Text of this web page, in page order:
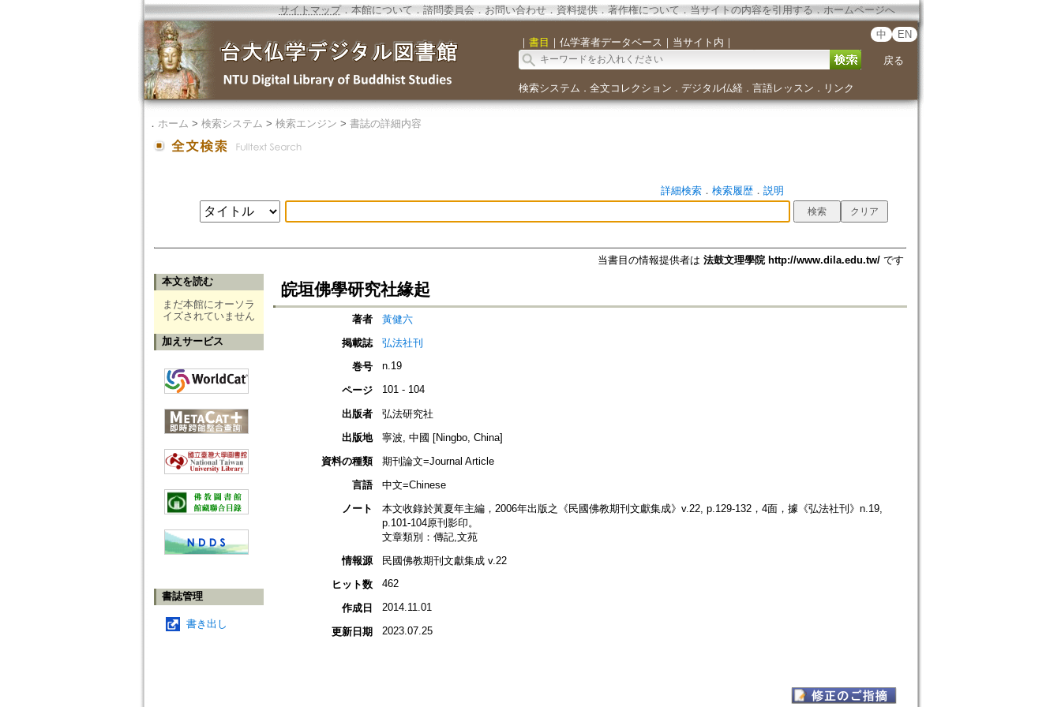
サイトマップ．本館について ． 諮問委員会． お問い合わせ． 資料提供． 著作権について．当サイトの内容を引用する ． ホームページへ
｜ 書目 ｜ 仏学著者データベース ｜ 当サイト内 ｜
中 EN
戻る
検索システム ． 全文コレクション ． デジタル仏経． 言語レッスン ． リンク
． ホーム > 検索システム > 検索エンジン > 書誌の詳細内容
詳細検索． 検索履歴． 説明
当書目の情報提供者は 法鼓文理學院 http://www.dila.edu.tw/です
本文を読む
まだ本館にオーソラ
イズされていません
加えサービス
書誌管理
書き出し
皖垣佛學研究社緣起
著者
黃健六
掲載誌
弘法社刊
巻号
n.19
ページ 101 - 104
出版者
弘法研究社
出版地
寧波, 中國 [Ningbo, China]
資料の種類
期刊論文=Journal Article
言語
中文=Chinese
ノート
本文收錄於黃夏年主編，2006年出版之《民國佛教期刊文獻集成》v.22, p.129-132，4面，據《弘法社刊》n.19,
p.101-104原刊影印。
文章類別：傳記,文苑
情報源
民國佛教期刊文獻集成 v.22
ヒット数
462
作成日 2014.11.01
更新日期 2023.07.25